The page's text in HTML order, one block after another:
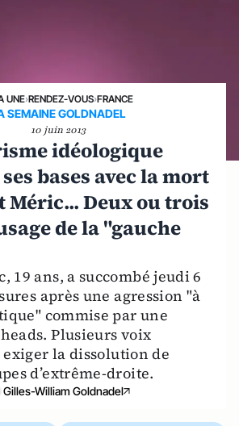
UNE›RENDEZ-VOUS›FRANCE
SEMAINE GOLDNADEL
10 juin 2013
idéologique
bases avec la mort
Méric... Deux ou trois
de la "gauche
19 ans, a succombé jeudi 6
après une agression "à
commise par une
Plusieurs voix
la dissolution de
d’extrême-droite.
Gilles-William Goldnadel